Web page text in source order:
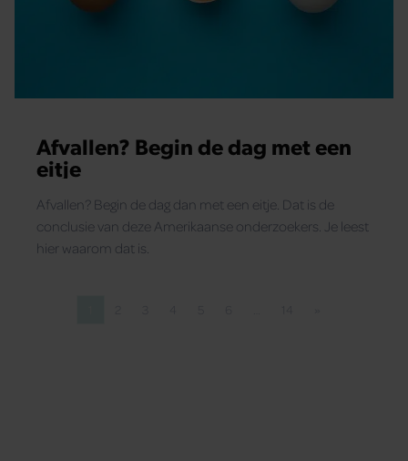
Afvallen? Begin de dag met een
eitje
Afvallen? Begin de dag dan met een eitje. Dat is de
conclusie van deze Amerikaanse onderzoekers. Je leest
hier waarom dat is.